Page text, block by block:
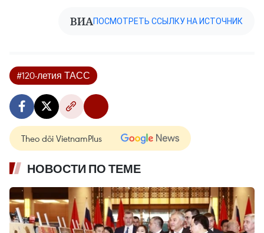
ВИАПОСМОТРЕТЬ ССЫЛКУ НА ИСТОЧНИК
#120-летия ТАСС
Theo dõi VietnamPlus
НОВОСТИ ПО ТЕМЕ